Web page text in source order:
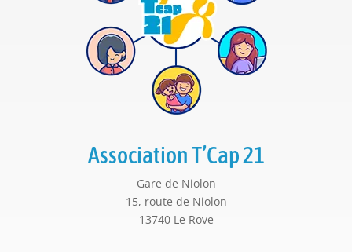
Association T’Cap 21
Gare de Niolon
15, route de Niolon
13740 Le Rove